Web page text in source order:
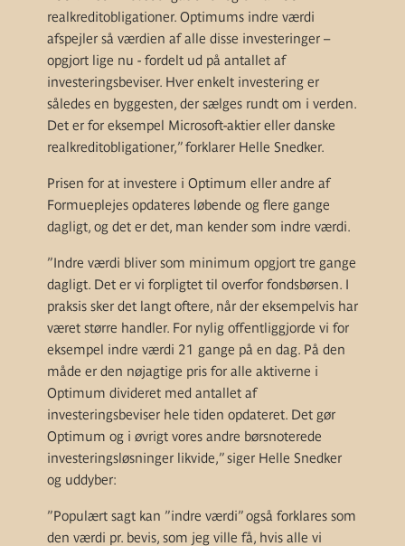
realkreditobligationer. Optimums indre værdi
afspejler så værdien af alle disse investeringer –
opgjort lige nu - fordelt ud på antallet af
investeringsbeviser. Hver enkelt investering er
således en byggesten, der sælges rundt om i verden.
Det er for eksempel Microsoft-aktier eller danske
realkreditobligationer,” forklarer Helle Snedker.
Prisen for at investere i Optimum eller andre af
Formueplejes opdateres løbende og flere gange
dagligt, og det er det, man kender som indre værdi.
”Indre værdi bliver som minimum opgjort tre gange
dagligt. Det er vi forpligtet til overfor fondsbørsen. I
praksis sker det langt oftere, når der eksempelvis har
været større handler. For nylig offentliggjorde vi for
eksempel indre værdi 21 gange på en dag. På den
måde er den nøjagtige pris for alle aktiverne i
Optimum divideret med antallet af
investeringsbeviser hele tiden opdateret. Det gør
Optimum og i øvrigt vores andre børsnoterede
investeringsløsninger likvide,” siger Helle Snedker
og uddyber:
”Populært sagt kan ”indre værdi” også forklares som
den værdi pr. bevis, som jeg ville få, hvis alle vi